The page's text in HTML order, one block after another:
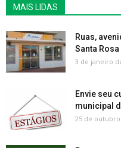
MAIS LIDAS
Ruas,
Santa
3 de janeiro
Envie seu
municipal
25 de outubro